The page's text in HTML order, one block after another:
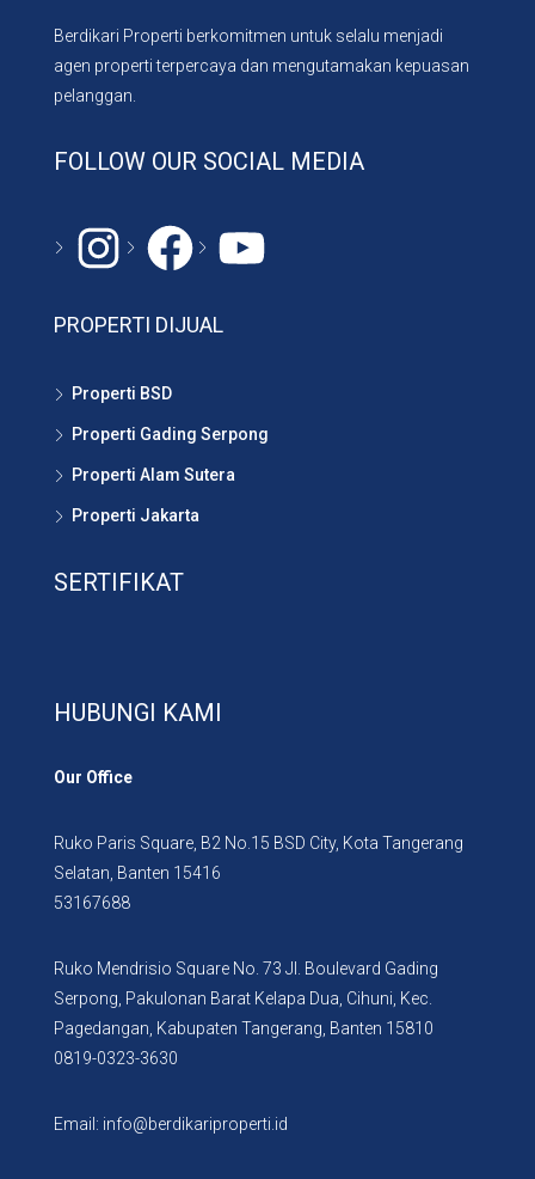
Berdikari Properti berkomitmen untuk selalu menjadi
agen properti terpercaya dan mengutamakan kepuasan
pelanggan.
FOLLOW OUR SOCIAL MEDIA
Instagram
# YouTube
PROPERTI DIJUAL
Properti BSD
Properti Gading Serpong
Properti Alam Sutera
Properti Jakarta
SERTIFIKAT
HUBUNGI KAMI
Our Office
Ruko Paris Square, B2 No.15 BSD City, Kota Tangerang
Selatan, Banten 15416
53167688
Ruko Mendrisio Square No. 73 Jl. Boulevard Gading
Serpong, Pakulonan Barat Kelapa Dua, Cihuni, Kec.
Pagedangan, Kabupaten Tangerang, Banten 15810
0819-0323-3630
Email: info@berdikariproperti.id